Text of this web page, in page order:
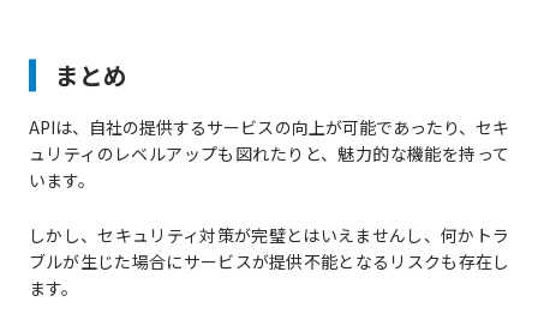
まとめ
APIは、自社の提供するサービスの向上が可能であったり、セキ
ュリティのレベルアップも図れたりと、魅力的な機能を持って
います。
しかし、セキュリティ対策が完璧とはいえませんし、何かトラ
ブルが生じた場合にサービスが提供不能となるリスクも存在し
ます。